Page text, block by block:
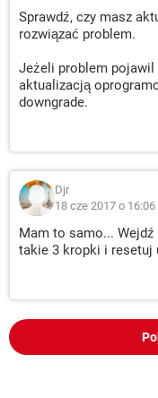
Sprawdź, czy masz
rozwiązać problem.
Jeżeli problem pojawil
aktualizacją
downgrade.
Djr
18 cze 2017 o 16:06
Mam to samo...
takie 3 kropki i resetuj